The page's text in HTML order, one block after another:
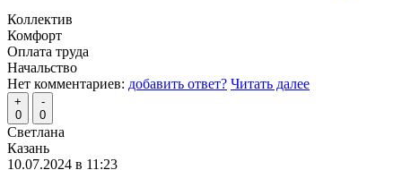
Коллектив
Комфорт
Оплата труда
Начальство
Нет комментариев: добавить ответ? Читать далее
+
0
-
0
Светлана
Казань
10.07.2024 в 11:23